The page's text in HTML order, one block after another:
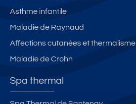
Asthme infantile
Maladie de Raynaud
Affections cutanées et thermalisme
Maladie de Crohn
Spa thermal